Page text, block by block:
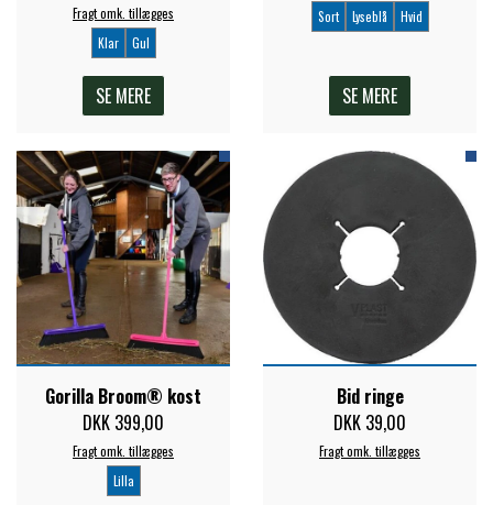
Fragt omk. tillægges
Klar
Gul
SE MERE
Sort
Lyseblå Hvid
SE MERE
Gorilla Broom® kost
DKK 399,00
Fragt omk. tillægges
Lilla
Bid ringe
DKK 39,00
Fragt omk. tillægges